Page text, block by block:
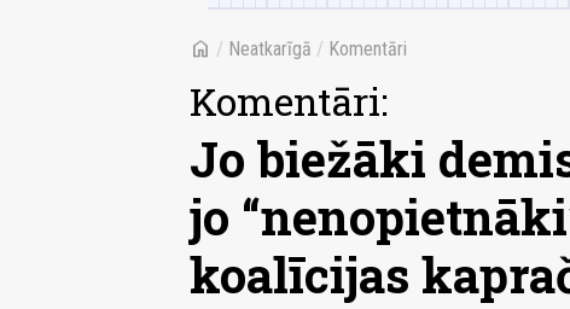
home / Neatkarīgā / Komentāri
Komentāri:
Jo biežāki
jo
koalīcijas